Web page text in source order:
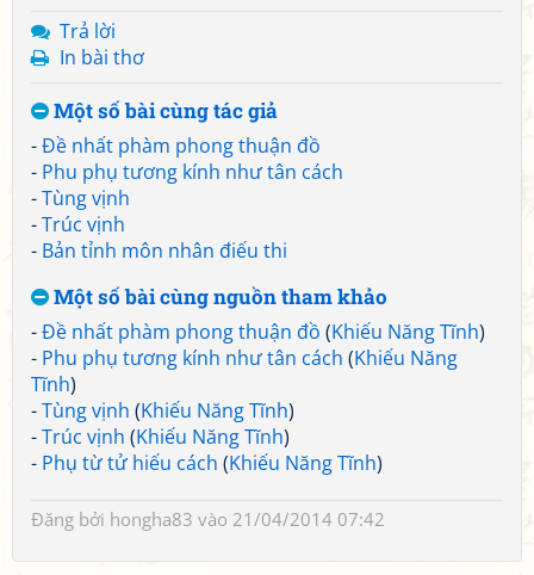
Trả lời
In bài thơ
Một số bài cùng tác giả
-Đề nhất phàm phong thuận đồ
- Phu phụ tương kính như tân cách
-Tùng vịnh
-Trúc vịnh
- Bản tỉnh môn nhân điếu thi
Một số bài cùng nguồn tham khảo
-Đề nhất phàm phong thuận đồ (Khiếu Năng Tĩnh)
- Phu phụ tương kính như tân cách (Khiếu Năng
Tĩnh)
-Tùng vịnh (Khiếu Năng Tĩnh)
-Trúc vịnh (Khiếu Năng Tĩnh)
- Phụ từ tử hiếu cách (Khiếu Năng Tĩnh)
Đăng bởi hongha83 vào 21/04/2014 07:42